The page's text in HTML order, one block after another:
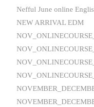
Nefful June online
NEW ARRIVAL EDM